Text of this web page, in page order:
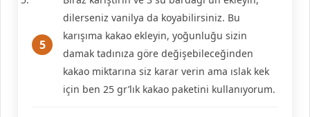
dilerseniz vanilya da koyabilirsiniz. Bu
karışıma kakao ekleyin, yoğunluğu sizin
damak tadınıza göre değişebileceğinden
kakao miktarına siz karar verin ama ıslak kek
için ben 25 gr’lık kakao paketini kullanıyorum.